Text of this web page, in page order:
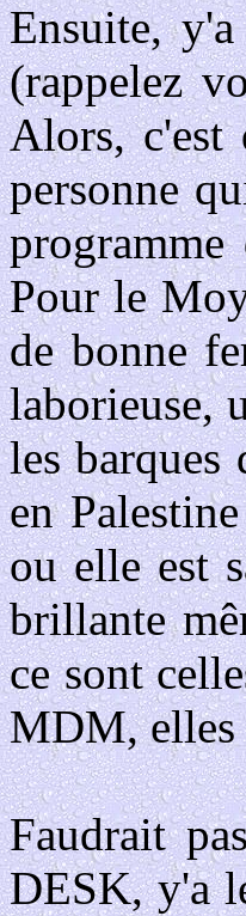
Ensuite,
(rappelez
Alors, c'est
personne
Pour le
de bonne
laborieuse,
les barques
en
ou elle est
brillante
ce sont
MDM, elles
Faudrait
DESK, y'a